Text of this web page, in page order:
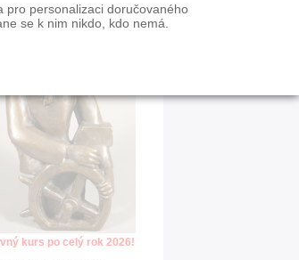
kurs po celý rok 2026!
pro personalizaci doručovaného
se k nim nikdo, kdo nemá.